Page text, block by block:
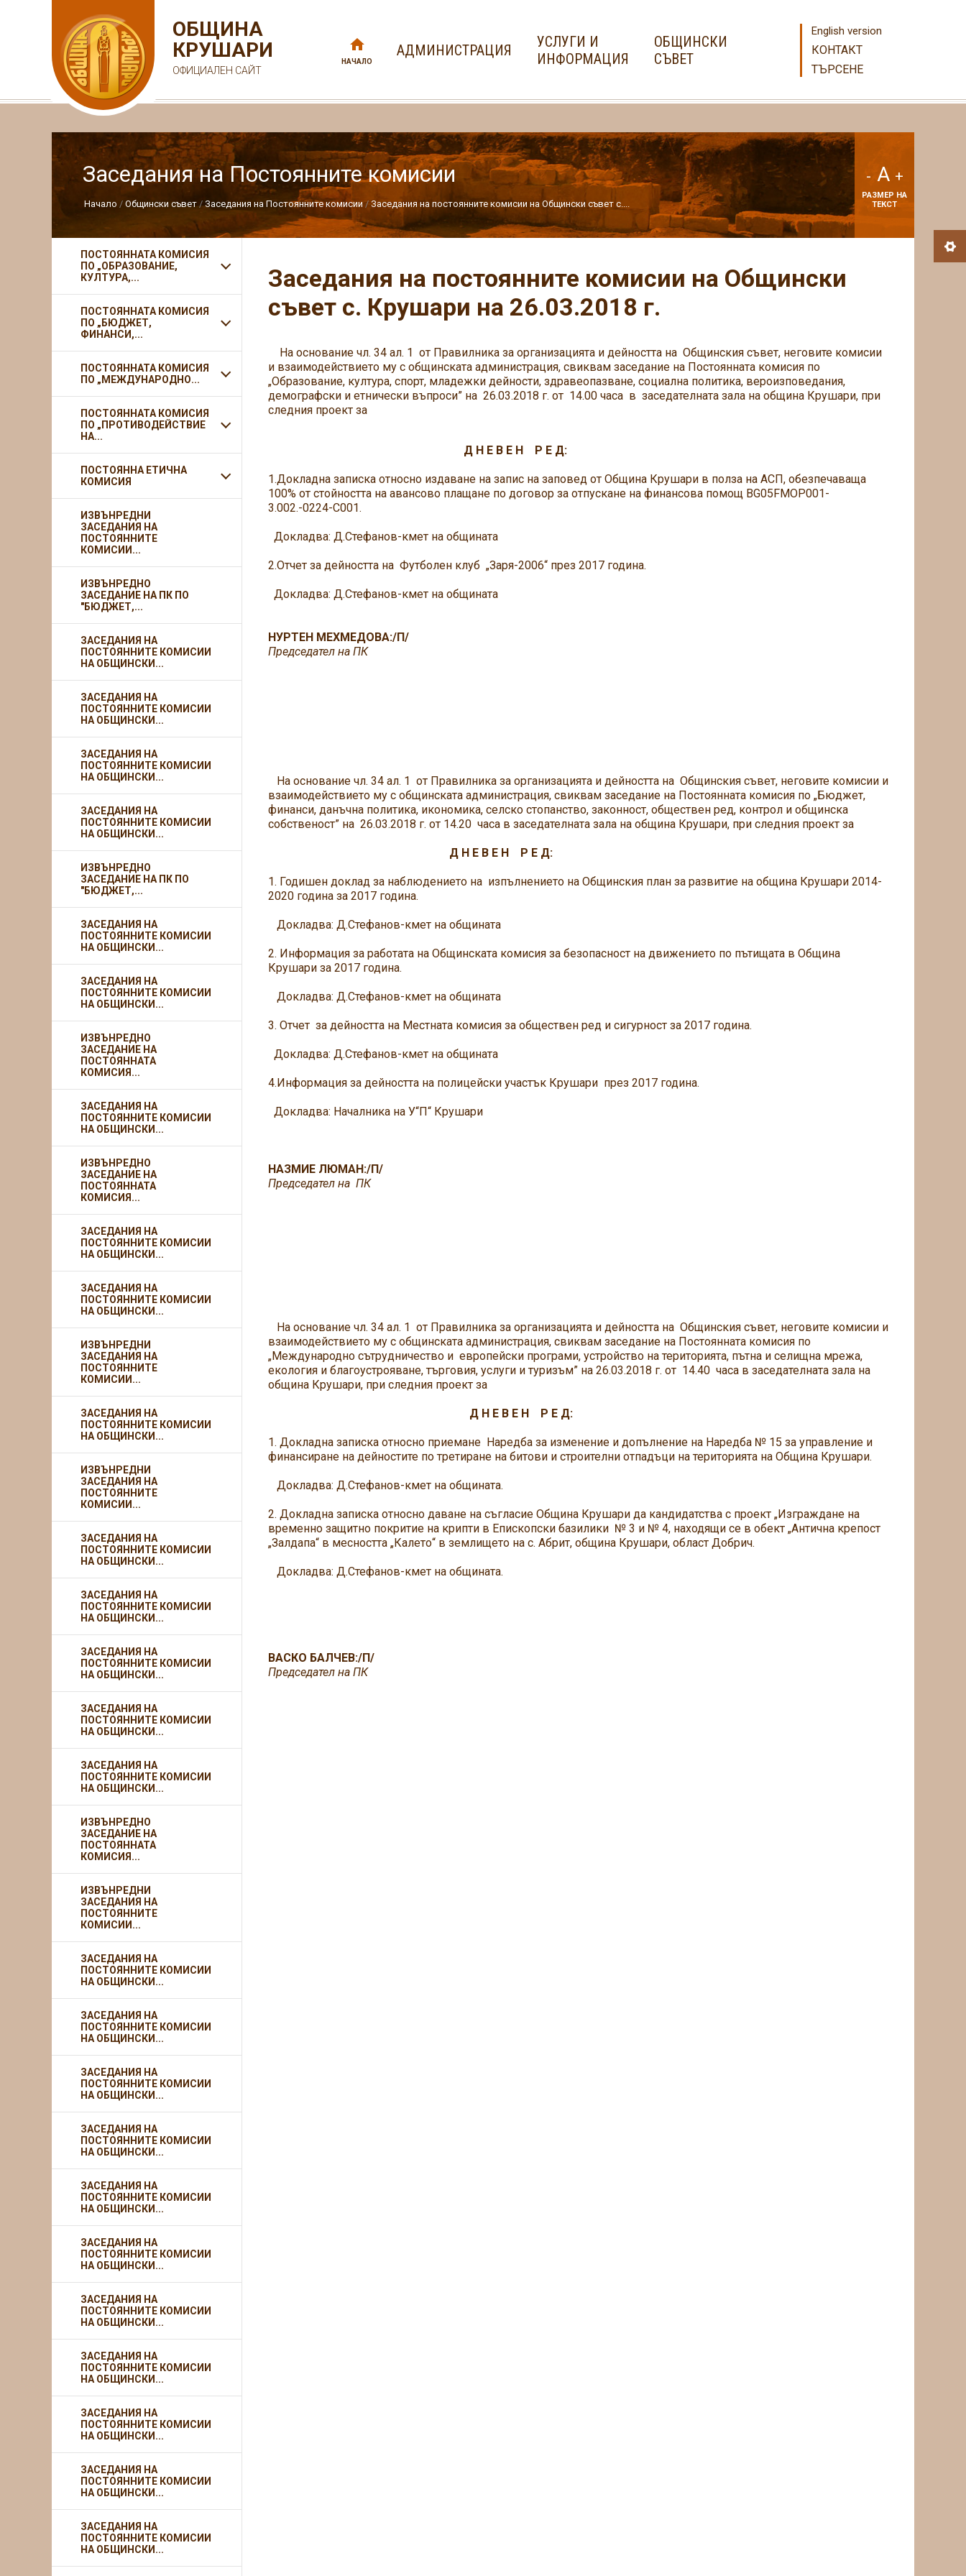
ОБЩИНА
КРУШАРИ
ОФИЦИАЛЕН САЙТ
НАЧАЛО
АДМИНИСТРАЦИЯ
УСЛУГИ И
ИНФОРМАЦИЯ
ОБЩИНСКИ
СЪВЕТ
English version
КОНТАКТ
ТЪРСЕНЕ
Заседания на Постоянните комисии
Начало Общински съвет Заседания на Постоянните комисии Заседания на постоянните комисии на Общински съвет с....
- A +
РАЗМЕР НА
ТЕКСТ
Заседания на постоянните комисии на Общински
съвет с. Крушари на 26.03.2018 г.
На основание чл. 34 ал. 1 от Правилника за организацията и дейността на Общинския съвет, неговите комисии
и взаимодействието му с общинската администрация, свиквам заседание на Постоянната комисия по
„Образование, култура, спорт, младежки дейности, здравеопазване, социална политика, вероизповедания,
демографски и етнически въпроси” на 26.03.2018 г. от 14.00 часа в заседателната зала на община Крушари, при
следния проект за
Д Н Е В Е Н Р Е Д:
1.Докладна записка относно издаване на запис на заповед от Община Крушари в полза на АСП, обезпечаваща
100% от стойността на авансово плащане по договор за отпускане на финансова помощ BG05FMOP001-
3.002.-0224-C001.
Докладва: Д.Стефанов-кмет на общината
2.Отчет за дейността на Футболен клуб „Заря-2006“ през 2017 година.
Докладва: Д.Стефанов-кмет на общината
НУРТЕН МЕХМЕДОВА:/П/
Председател на ПК
На основание чл. 34 ал. 1 от Правилника за организацията и дейността на Общинския съвет, неговите комисии и
взаимодействието му с общинската администрация, свиквам заседание на Постоянната комисия по „Бюджет,
финанси, данъчна политика, икономика, селско стопанство, законност, обществен ред, контрол и общинска
собственост” на 26.03.2018 г. от 14.20 часа в заседателната зала на община Крушари, при следния проект за
Д Н Е В Е Н Р Е Д:
1. Годишен доклад за наблюдението на изпълнението на Общинския план за развитие на община Крушари 2014-
2020 година за 2017 година.
Докладва: Д.Стефанов-кмет на общината
2. Информация за работата на Общинската комисия за безопасност на движението по пътищата в Община
Крушари за 2017 година.
Докладва: Д.Стефанов-кмет на общината
3. Отчет за дейността на Местната комисия за обществен ред и сигурност за 2017 година.
Докладва: Д.Стефанов-кмет на общината
4.Информация за дейността на полицейски участък Крушари през 2017 година.
Докладва: Началника на У“П“ Крушари
НАЗМИЕ ЛЮМАН:/П/
Председател на ПК
На основание чл. 34 ал. 1 от Правилника за организацията и дейността на Общинския съвет, неговите комисии и
взаимодействието му с общинската администрация, свиквам заседание на Постоянната комисия по
„Международно сътрудничество и европейски програми, устройство на територията, пътна и селищна мрежа,
екология и благоустрояване, търговия, услуги и туризъм” на 26.03.2018 г. от 14.40 часа в заседателната зала на
община Крушари, при следния проект за
Д Н Е В Е Н Р Е Д:
1. Докладна записка относно приемане Наредба за изменение и допълнение на Наредба № 15 за управление и
финансиране на дейностите по третиране на битови и строителни отпадъци на територията на Община Крушари.
Докладва: Д.Стефанов-кмет на общината.
2. Докладна записка относно даване на съгласие Община Крушари да кандидатства с проект „Изграждане на
временно защитно покритие на крипти в Епископски базилики № 3 и № 4, находящи се в обект „Антична крепост
„Залдапа“ в месността „Калето“ в землището на с. Абрит, община Крушари, област Добрич.
Докладва: Д.Стефанов-кмет на общината.
ВАСКО БАЛЧЕВ:/П/
Председател на ПК
ПОСТОЯННАТА КОМИСИЯ
ПО „ОБРАЗОВАНИЕ,
КУЛТУРА,...
ПОСТОЯННАТА КОМИСИЯ
ПО „БЮДЖЕТ,
ФИНАНСИ,...
ПОСТОЯННАТА КОМИСИЯ
ПО „МЕЖДУНАРОДНО...
ПОСТОЯННАТА КОМИСИЯ
ПО „ПРОТИВОДЕЙСТВИЕ
НА...
ПОСТОЯННА ЕТИЧНА
КОМИСИЯ
ИЗВЪНРЕДНИ
ЗАСЕДАНИЯ НА
ПОСТОЯННИТЕ
КОМИСИИ...
ИЗВЪНРЕДНО
ЗАСЕДАНИЕ НА ПК ПО
"БЮДЖЕТ,...
ЗАСЕДАНИЯ НА
ПОСТОЯННИТЕ КОМИСИИ
НА ОБЩИНСКИ...
ЗАСЕДАНИЯ НА
ПОСТОЯННИТЕ КОМИСИИ
НА ОБЩИНСКИ...
ЗАСЕДАНИЯ НА
ПОСТОЯННИТЕ КОМИСИИ
НА ОБЩИНСКИ...
ЗАСЕДАНИЯ НА
ПОСТОЯННИТЕ КОМИСИИ
НА ОБЩИНСКИ...
ИЗВЪНРЕДНО
ЗАСЕДАНИЕ НА ПК ПО
"БЮДЖЕТ,...
ЗАСЕДАНИЯ НА
ПОСТОЯННИТЕ КОМИСИИ
НА ОБЩИНСКИ...
ЗАСЕДАНИЯ НА
ПОСТОЯННИТЕ КОМИСИИ
НА ОБЩИНСКИ...
ИЗВЪНРЕДНО
ЗАСЕДАНИЕ НА
ПОСТОЯННАТА
КОМИСИЯ...
ЗАСЕДАНИЯ НА
ПОСТОЯННИТЕ КОМИСИИ
НА ОБЩИНСКИ...
ИЗВЪНРЕДНО
ЗАСЕДАНИЕ НА
ПОСТОЯННАТА
КОМИСИЯ...
ЗАСЕДАНИЯ НА
ПОСТОЯННИТЕ КОМИСИИ
НА ОБЩИНСКИ...
ЗАСЕДАНИЯ НА
ПОСТОЯННИТЕ КОМИСИИ
НА ОБЩИНСКИ...
ИЗВЪНРЕДНИ
ЗАСЕДАНИЯ НА
ПОСТОЯННИТЕ
КОМИСИИ...
ЗАСЕДАНИЯ НА
ПОСТОЯННИТЕ КОМИСИИ
НА ОБЩИНСКИ...
ИЗВЪНРЕДНИ
ЗАСЕДАНИЯ НА
ПОСТОЯННИТЕ
КОМИСИИ...
ЗАСЕДАНИЯ НА
ПОСТОЯННИТЕ КОМИСИИ
НА ОБЩИНСКИ...
ЗАСЕДАНИЯ НА
ПОСТОЯННИТЕ КОМИСИИ
НА ОБЩИНСКИ...
ЗАСЕДАНИЯ НА
ПОСТОЯННИТЕ КОМИСИИ
НА ОБЩИНСКИ...
ЗАСЕДАНИЯ НА
ПОСТОЯННИТЕ КОМИСИИ
НА ОБЩИНСКИ...
ЗАСЕДАНИЯ НА
ПОСТОЯННИТЕ КОМИСИИ
НА ОБЩИНСКИ...
ИЗВЪНРЕДНО
ЗАСЕДАНИЕ НА
ПОСТОЯННАТА
КОМИСИЯ...
ИЗВЪНРЕДНИ
ЗАСЕДАНИЯ НА
ПОСТОЯННИТЕ
КОМИСИИ...
ЗАСЕДАНИЯ НА
ПОСТОЯННИТЕ КОМИСИИ
НА ОБЩИНСКИ...
ЗАСЕДАНИЯ НА
ПОСТОЯННИТЕ КОМИСИИ
НА ОБЩИНСКИ...
ЗАСЕДАНИЯ НА
ПОСТОЯННИТЕ КОМИСИИ
НА ОБЩИНСКИ...
ЗАСЕДАНИЯ НА
ПОСТОЯННИТЕ КОМИСИИ
НА ОБЩИНСКИ...
ЗАСЕДАНИЯ НА
ПОСТОЯННИТЕ КОМИСИИ
НА ОБЩИНСКИ...
ЗАСЕДАНИЯ НА
ПОСТОЯННИТЕ КОМИСИИ
НА ОБЩИНСКИ...
ЗАСЕДАНИЯ НА
ПОСТОЯННИТЕ КОМИСИИ
НА ОБЩИНСКИ...
ЗАСЕДАНИЯ НА
ПОСТОЯННИТЕ КОМИСИИ
НА ОБЩИНСКИ...
ЗАСЕДАНИЯ НА
ПОСТОЯННИТЕ КОМИСИИ
НА ОБЩИНСКИ...
ЗАСЕДАНИЯ НА
ПОСТОЯННИТЕ КОМИСИИ
НА ОБЩИНСКИ...
ЗАСЕДАНИЯ НА
ПОСТОЯННИТЕ КОМИСИИ
НА ОБЩИНСКИ...